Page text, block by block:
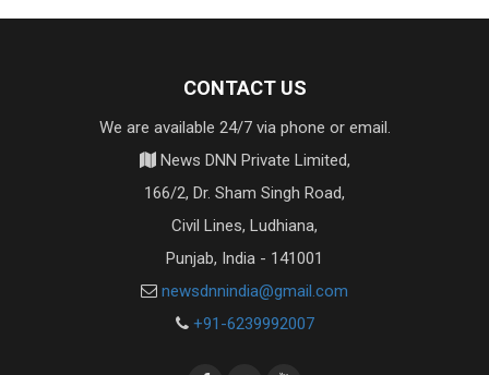
CONTACT US
We are available 24/7 via phone or email.
News DNN Private Limited,
166/2, Dr. Sham Singh Road,
Civil Lines, Ludhiana,
Punjab, India - 141001
newsdnnindia@gmail.com
+91-6239992007